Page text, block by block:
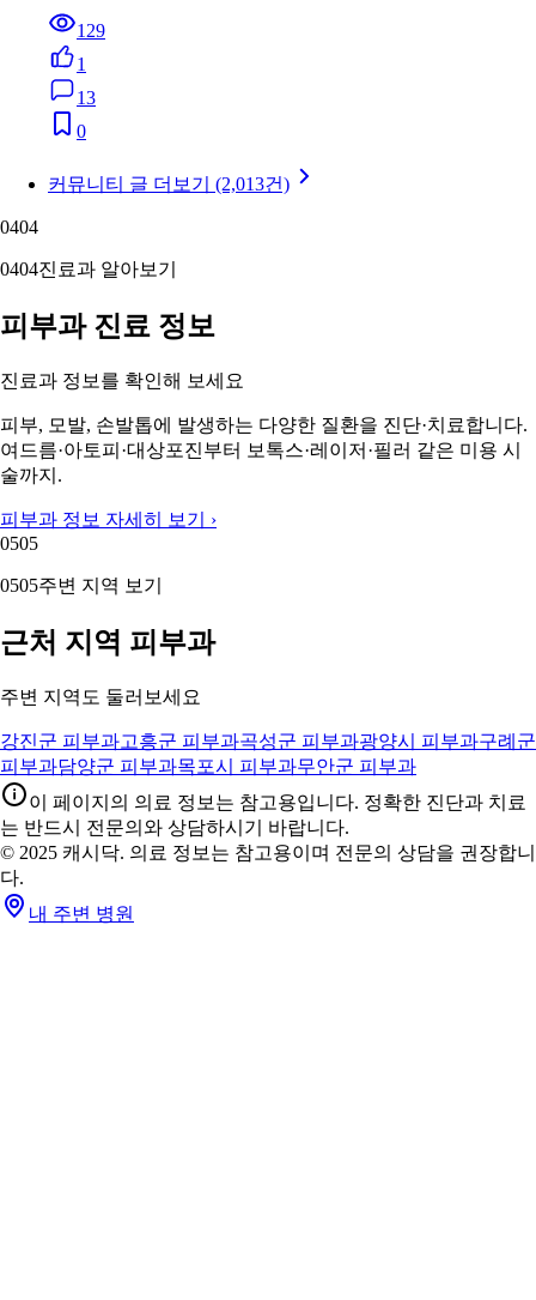
129
1
13
0
커뮤니티 글 더보기 (2,013건)
0404
0404진료과 알아보기
피부과 진료 정보
진료과 정보를 확인해 보세요
피부, 모발, 손발톱에 발생하는 다양한 질환을 진단·치료합니다.
여드름·아토피·대상포진부터 보톡스·레이저·필러 같은 미용 시
술까지.
피부과 정보 자세히 보기 ›
0505
0505주변 지역 보기
근처 지역 피부과
주변 지역도 둘러보세요
강진군 피부과고흥군 피부과곡성군 피부과광양시 피부과구례군
피부과담양군 피부과목포시 피부과무안군 피부과
이 페이지의 의료 정보는 참고용입니다. 정확한 진단과 치료
는 반드시 전문의와 상담하시기 바랍니다.
© 2025 캐시닥. 의료 정보는 참고용이며 전문의 상담을 권장합니
다.
내 주변 병원